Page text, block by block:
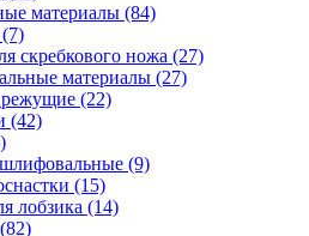
материалы (84)
(7)
скребкового ножа (27)
материалы (27)
(22)
(42)
(9)
(15)
лобзика (14)
(82)